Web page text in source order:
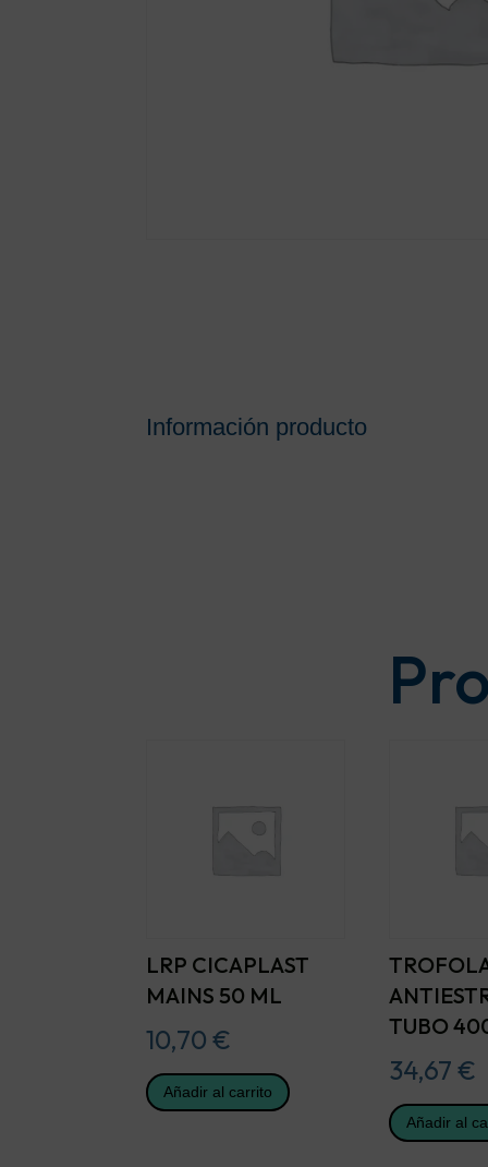
Información producto
LRP CICAPLAST
MAINS 50 ML
10,70€
Añadir al carrito
TUBO
34,67€
Añadir al